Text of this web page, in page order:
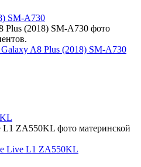
SM-A730
Plus (2018) SM-A730 фото
Galaxy A8 Plus (2018) SM-A730
L1 ZA550KL фото материнской
Live L1 ZA550KL